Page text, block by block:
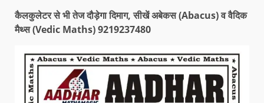
कैलकुलेटर से भी तेज दौड़ेगा दिमाग, सीखें अबेकस (Abacus) व वैदिक
मैथ्स (Vedic Maths) 9219237480